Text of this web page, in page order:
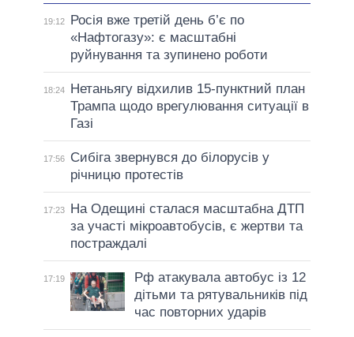
19:12
Росія вже третій день б’є по
«Нафтогазу»: є масштабні
руйнування та зупинено роботи
18:24
Нетаньягу відхилив 15-пунктний план
Трампа щодо врегулювання ситуації в
Газі
17:56
Сибіга звернувся до білорусів у
річницю протестів
17:23
На Одещині сталася масштабна ДТП
за участі мікроавтобусів, є жертви та
постраждалі
17:19
Рф атакувала автобус із 12
дітьми та рятувальників під
час повторних ударів